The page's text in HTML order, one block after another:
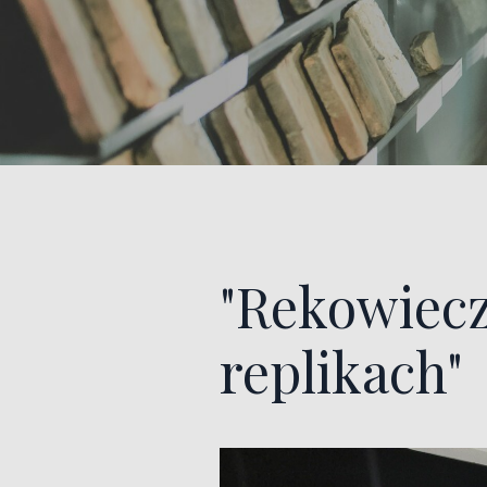
replikach"